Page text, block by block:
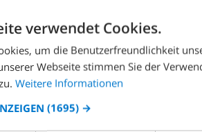
verwendet Cookies.
um die Benutzerfreundlichkeit
Webseite stimmen Sie der
Weitere Informationen
(1695) →